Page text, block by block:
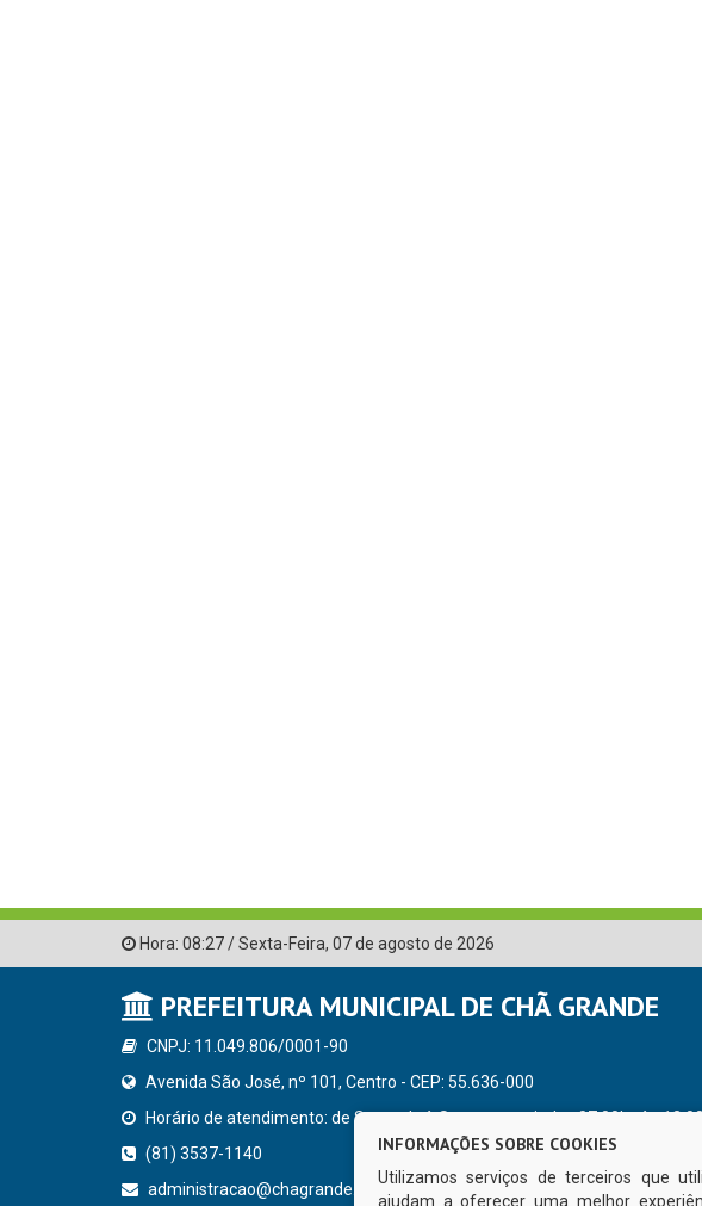
Hora: 08:27/Sexta-Feira, 07 de agosto de 2026
PREFEITURA MUNICIPAL DE CHÃ GRANDE
CNPJ: 11.049.806/0001-90
Avenida São José, nº 101, Centro - CEP: 55.636-000
Horário de atendimento: de Segunda à Sexta, a partir das 07:00hs às
(81) 3537-1140
administracao@chagrande.pe.gov.br
INFORMAÇÕES SOBRE COOKIES
Utilizamos serviços de terceiros que
ajudam a oferecer uma melhor